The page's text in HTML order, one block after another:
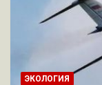
ЭКОЛОГИЯ